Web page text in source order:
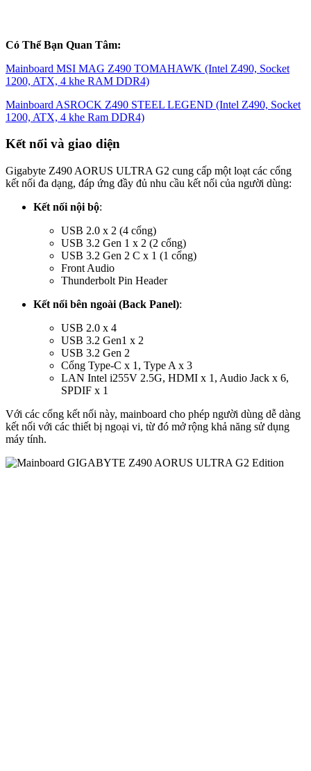
Có Thể Bạn Quan Tâm:
Mainboard MSI MAG Z490 TOMAHAWK (Intel Z490, Socket
1200, ATX, 4 khe RAM DDR4)
Mainboard ASROCK Z490 STEEL LEGEND (Intel Z490, Socket
1200, ATX, 4 khe Ram DDR4)
Kết nối và giao diện
Gigabyte Z490 AORUS ULTRA G2 cung cấp một loạt các cổng
kết nối đa dạng, đáp ứng đầy đủ nhu cầu kết nối của người dùng:
Kết nối nội bộ:
USB 2.0 x 2 (4 cổng)
USB 3.2 Gen 1 x 2 (2 cổng)
USB 3.2 Gen 2 C x 1 (1 cổng)
Front Audio
Thunderbolt Pin Header
Kết nối bên ngoài (Back Panel):
USB 2.0 x 4
USB 3.2 Gen1 x 2
USB 3.2 Gen 2
Cổng Type-C x 1, Type A x 3
LAN Intel i255V 2.5G, HDMI x 1, Audio Jack x 6,
SPDIF x 1
Với các cổng kết nối này, mainboard cho phép người dùng dễ dàng
kết nối với các thiết bị ngoại vi, từ đó mở rộng khả năng sử dụng
máy tính.